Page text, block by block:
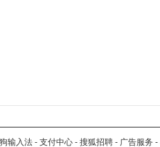
输入法 - 支付中心 - 搜狐招聘 - 广告服务 -